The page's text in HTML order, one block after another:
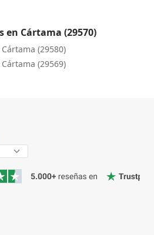
Cártama (29570)
(29580)
(29569)